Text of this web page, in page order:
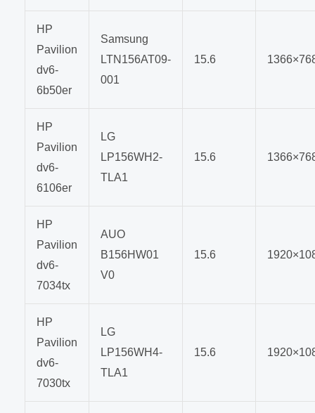
HP
Pavilion
dv6-
6b50er
Samsung
LTN156AT09-
001
15.6
HP
Pavilion
dv6-
6106er
LG
LP156WH2-
TLA1
15.6
HP
Pavilion
dv6-
7034tx
AUO
B156HW01
V0
15.6
HP
Pavilion
dv6-
7030tx
LG
LP156WH4-
TLA1
15.6